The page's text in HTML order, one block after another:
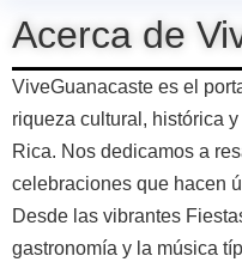
Acerca de
ViveGuanacaste es el
riqueza cultural, histórica
Rica. Nos dedicamos a
celebraciones que hacen
Desde las vibrantes
gastronomía y la música